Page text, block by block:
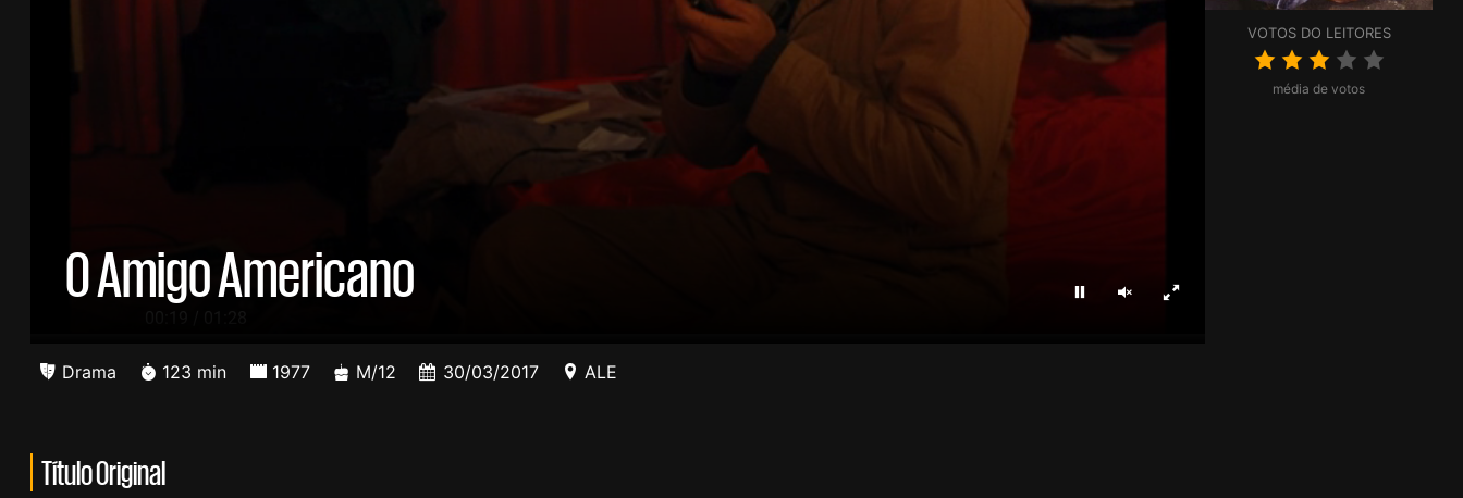
PararLigar somEcrã inteiro
O Amigo Americano
VOTOS DO LEITORES
média de votos
Drama 123 min 1977 M/12 30/03/2017 ALE
Título Original